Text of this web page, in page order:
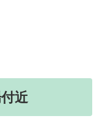
近